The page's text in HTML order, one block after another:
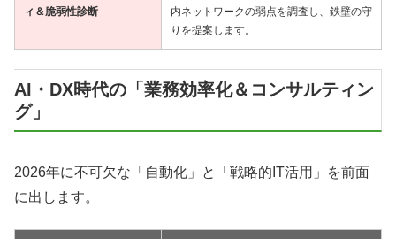
ィ＆脆弱性診断
内ネットワークの弱点を調査し、鉄壁の守
りを提案します。
AI・DX時代の「業務効率化＆コンサルティン
グ」
2026年に不可欠な「自動化」と「戦略的IT活用」を前面
に出します。